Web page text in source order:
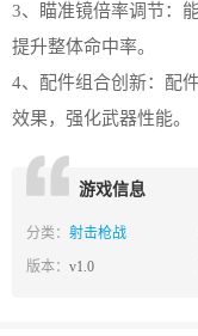
3、瞄准镜倍率调节：
提升整体命中率。
4、配件组合创新：配
效果，强化武器性能。
游戏信息
分类： 射击枪战
版本： v1.0